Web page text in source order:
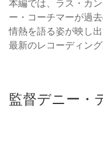
本編では、ラス・カ
ー・コーチマーが過
情熱を語る姿が映し
最新のレコーディング
監督デニー・